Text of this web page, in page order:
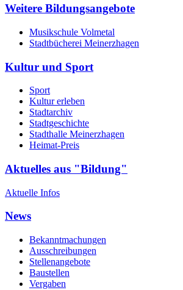
Weitere Bildungsangebote
Musikschule Volmetal
Stadtbücherei Meinerzhagen
Kultur und Sport
Sport
Kultur erleben
Stadtarchiv
Stadtgeschichte
Stadthalle Meinerzhagen
Heimat-Preis
Aktuelles aus "Bildung"
Aktuelle Infos
News
Bekanntmachungen
Ausschreibungen
Stellenangebote
Baustellen
Vergaben